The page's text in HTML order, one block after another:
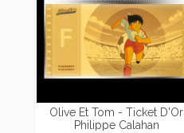
Olive Et Tom - Ticket D'Or
Philippe Calahan